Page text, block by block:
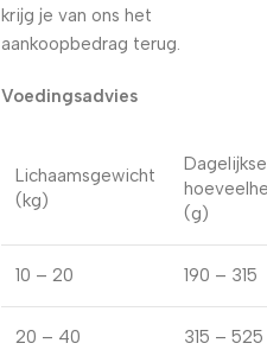
krijg je van ons het
aankoopbedrag terug.
Voedingsadvies
Lichaamsgewicht
(kg)
Dagelijkse
(g)
10 – 20 190 – 315
20 – 40 315 – 525